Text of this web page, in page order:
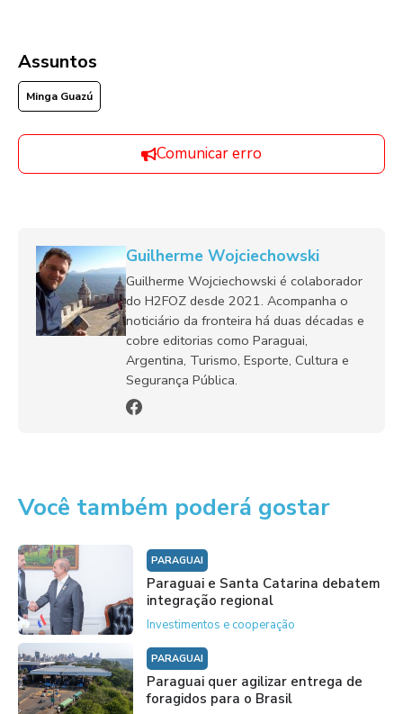
Assuntos
Minga Guazú
Comunicar erro
Guilherme Wojciechowski
Guilherme Wojciechowski é colaborador
do H2FOZ desde 2021. Acompanha o
noticiário da fronteira há duas décadas e
cobre editorias como Paraguai,
Argentina, Turismo, Esporte, Cultura e
Segurança Pública.
Você também poderá gostar
PARAGUAI
Paraguai e Santa Catarina debatem
integração regional
Investimentos e cooperação
PARAGUAI
Paraguai quer agilizar entrega de
foragidos para o Brasil